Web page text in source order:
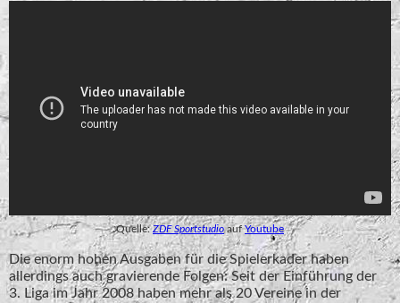
Quelle: ZDF SportstudioaufYoutube
Die enorm hohen Ausgaben für die Spielerkader haben
allerdings auch gravierende Folgen: Seit der Einführung der
3. Liga im Jahr 2008 haben mehr als 20 Vereine in der